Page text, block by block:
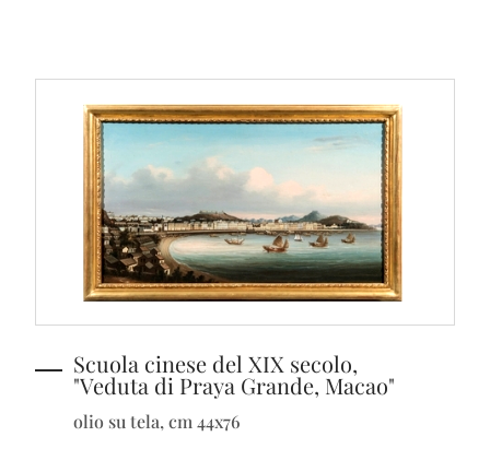
Scuola cinese del XIX secolo,
"Veduta di Praya Grande, Macao"
olio su tela, cm 44x76